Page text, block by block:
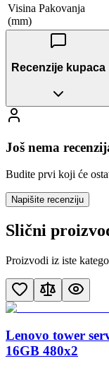
Visina Pakovanja
(mm)
Recenzije kupaca
Još nema
Budite prvi koji će
Napišite recenziju
Slični
Proizvodi iz iste
Lenovo tower
16GB 480x2